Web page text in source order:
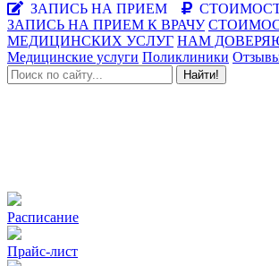
ЗАПИСЬ НА ПРИЕМ
ЗАПИСЬ НА ПРИЕМ К ВРАЧУ
МЕДИЦИНСКИХ УСЛУГ НАМ
Медицинские услуги Поликлиники
Найти!
Расписание
Прайс-лист